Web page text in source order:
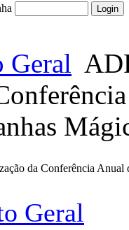
Geral
da Conferência
Geral